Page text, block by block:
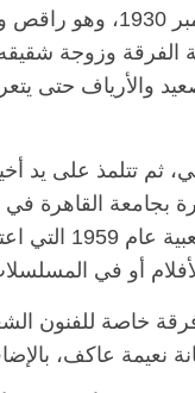
ومحمود رضا من
الفرقة وزوجة
والأرياف حتى
ثم تتلمذ على يد
وكونا معا
أو في
خاصة للفنون
نعيمة عاكف،